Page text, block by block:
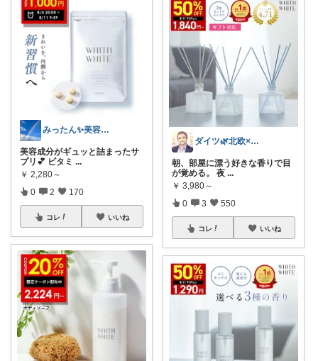
みったん✨美容とからだにいいもの🌿
美容成分がギュッと詰まったサ
プリ💕 ビタミ ...
￥ 2,280～
0 2 170
コレ いいね
ダイツ🌿北欧×日本｜無理のない道具選び
朝、部屋に漂う好きな香りで目
が覚める。 夜 ...
￥ 3,980～
0 3 550
コレ いいね